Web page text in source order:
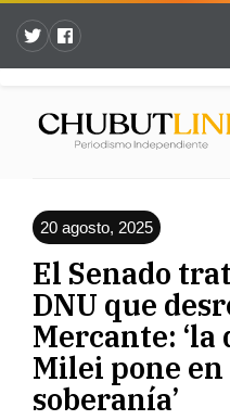
20 agosto, 2025
El Senado
DNU que
Mercante: ‘la
Milei pone
soberanía’